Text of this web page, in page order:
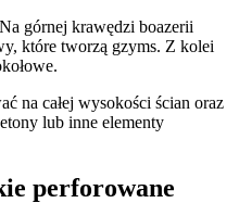
górnej krawędzi boazerii
które tworzą gzyms. Z kolei
na całej wysokości ścian oraz
lub inne elementy
perforowane